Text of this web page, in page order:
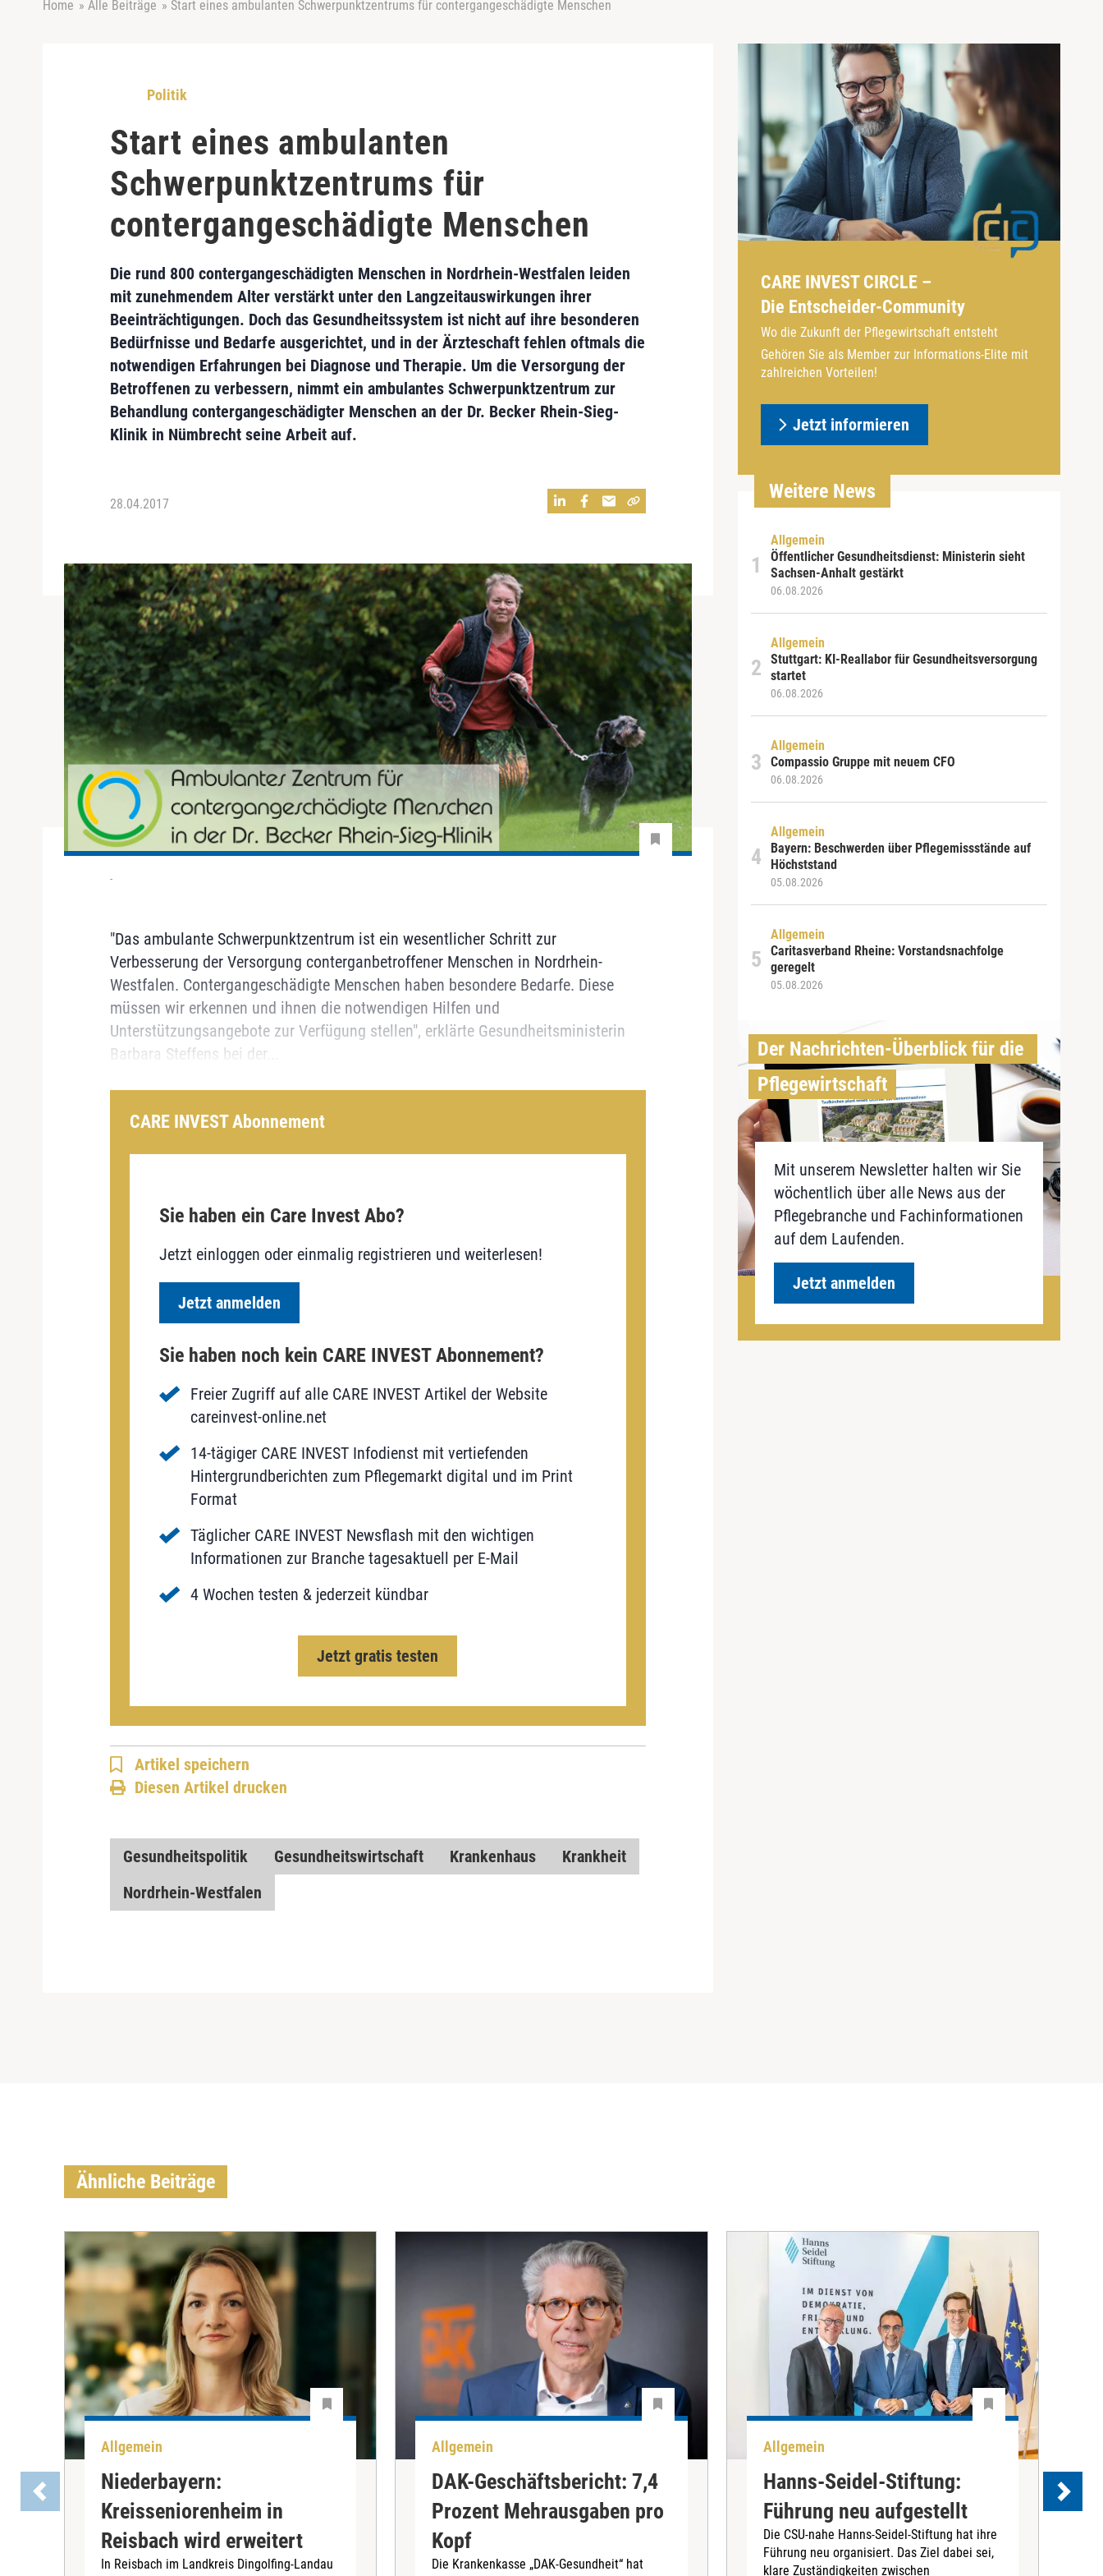
Home » Alle Beiträge » Start eines ambulanten Schwerpunktzentrums für contergangeschädigte Menschen
Politik
Start eines ambulanten
Schwerpunktzentrums für
contergangeschädigte Menschen
Die rund 800 contergangeschädigten Menschen in Nordrhein-Westfalen leiden
mit zunehmendem Alterverstärkt unter den Lang­zeitauswirkungen ihrer
Beeinträchtigungen. Doch das Gesundheits­system ist nicht auf ihre besonderen
Bedürfnisse und Bedarfe ausgerichtet, und in der Ärzteschaft fehlen oftmals die
notwendigen Erfahrungen bei Diagnose und Therapie. Um die Versorgung der
Betroffenen zu verbessern, nimmt ein ambulantes Schwerpunkt­zentrum zur
Behandlung contergangeschädigter Menschen an der Dr. Becker Rhein-Sieg-
Klinikin Nümbrechtseine Arbeit auf.
28.04.2017
-
"Das ambulante Schwerpunktzentrum ist ein wesentlicher Schritt zur
Verbesserung der Versorgung conterganbetroffener Menschen in Nordrhein-
Westfalen. Contergangeschädigte Menschen haben besondere Bedarfe. Diese
müssen wir erkennen und ihnen die notwendigen Hilfen und
Unterstützungsangebote zur Verfügung stellen", erklärte Gesundheitsministerin
Barbara Steffens bei der...
CARE INVEST Abonnement
Sie haben ein Care Invest Abo?
Jetzt einloggen oder einmalig registrieren und weiterlesen!
Jetzt anmelden
Sie haben noch kein CARE INVEST Abonnement?
Freier Zugriff auf alle CARE INVEST Artikel der Website
careinvest-online.net
14-tägiger CARE INVEST Infodienst mit vertiefenden
Hintergrundberichten zum Pflegemarkt digital und im Print
Format
Täglicher CARE INVEST Newsflash mit den wichtigen
Informationen zur Branche tagesaktuell per E-Mail
4 Wochen testen & jederzeit kündbar
Jetzt gratis testen
Artikel speichern
Diesen Artikel drucken
Gesundheitspolitik Gesundheitswirtschaft Krankenhaus
Krankheit
Nordrhein-Westfalen
CARE INVEST CIRCLE –
Die Entscheider-Community
Wo die Zukunft der Pflegewirtschaft entsteht
Gehören Sie als Member zur Informations-Elite mit
zahlreichen Vorteilen!
Jetzt informieren
Weitere News
Allgemein
Öffentlicher Gesundheitsdienst: Ministerin sieht
Sachsen-Anhalt gestärkt
06.08.2026
Allgemein
Stuttgart: KI-Reallabor für Gesundheitsversorgung
startet
06.08.2026
Allgemein
Compassio Gruppe mit neuem CFO
06.08.2026
Allgemein
Bayern: Beschwerden über Pflegemissstände auf
Höchststand
05.08.2026
Allgemein
Caritasverband Rheine: Vorstandsnachfolge
geregelt
05.08.2026
Der Nachrichten-Überblick für die
Pflegewirtschaft
Mit unserem Newsletter halten wir Sie
wöchentlich über alle News aus der
Pflegebranche und Fachinformationen
auf dem Laufenden.
Jetzt anmelden
Ähnliche Beiträge
Allgemein
Niederbayern:
Kreisseniorenheim in
Reisbach wird erweitert
In Reisbach im Landkreis Dingolfing-Landau
Allgemein
DAK-Geschäftsbericht: 7,4
Prozent Mehrausgaben pro
Kopf
Die Krankenkasse „DAK-Gesundheit“ hat
Allgemein
Hanns-Seidel-Stiftung:
Führung neu aufgestellt
Die CSU-nahe Hanns-Seidel-Stiftung hat ihre
Führung neu organisiert. Das Ziel dabei sei,
klare Zuständigkeiten zwischen